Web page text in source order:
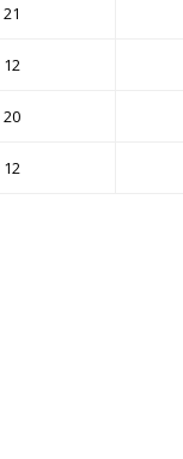
21
12
20
12